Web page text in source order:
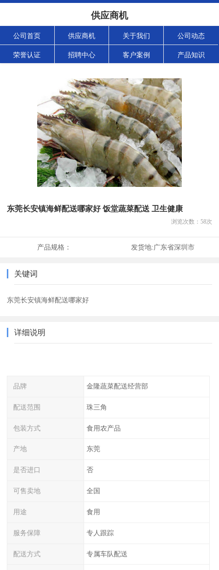
供应商机
公司首页 供应商机 关于我们 公司动态
荣誉认证 招聘中心 客户案例 产品知识
东莞长安镇海鲜配送哪家好 饭堂蔬菜配送 卫生健康
浏览次数： 58次
产品规格： 发货地:广东省深圳市
关键词
东莞长安镇海鲜配送哪家好
详细说明
品牌 金隆蔬菜配送经营部
配送范围 珠三角
包装方式 食用农产品
产地 东莞
是否进口 否
可售卖地 全国
用途 食用
服务保障 专人跟踪
配送方式 专属车队配送